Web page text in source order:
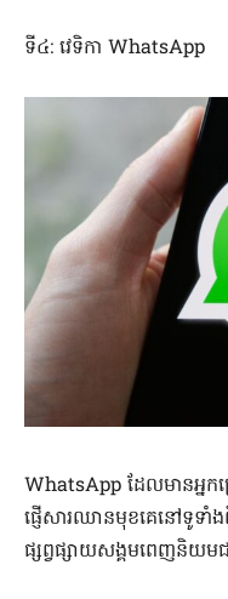
ទី៤: វេទិកា WhatsApp
WhatsApp ដែលមានអ្នក
ផ្ញើសារឈានមុខគេនៅទូទាំ
ផ្សព្វផ្សាយសង្គមពេញនិយម